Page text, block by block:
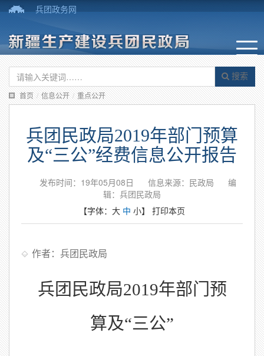
兵团政务网
搜索
首页 / 信息公开 / 重点公开
兵团民政局2019年部门预算
及“三公”经费信息公开报告
发布时间：19年05月08日 信息来源：民政局
编
辑：兵团民政局
【字体： 大 中 小】 打印本页
作者：兵团民政局
兵团民政局2019年部门预
算及“三公”